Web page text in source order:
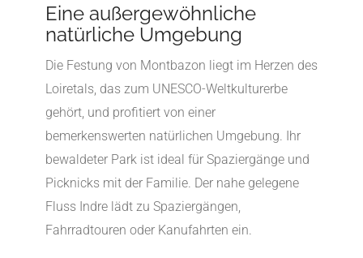
Eine außergewöhnliche
natürliche Umgebung
Die Festung von Montbazon liegt im Herzen des
Loiretals, das zum UNESCO-Weltkulturerbe
gehört, und profitiert von einer
bemerkenswerten natürlichen Umgebung. Ihr
bewaldeter Park ist ideal für Spaziergänge und
Picknicks mit der Familie. Der nahe gelegene
Fluss Indre lädt zu Spaziergängen,
Fahrradtouren oder Kanufahrten ein.